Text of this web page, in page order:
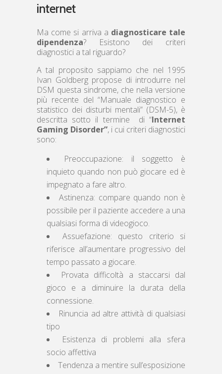
internet
Ma come si arriva a diagnosticare tale
dipendenza? Esistono dei criteri
diagnostici a tal riguardo?
A tal proposito sappiamo che nel 1995
Ivan Goldberg propose di introdurre nel
DSM questa sindrome, che nella versione
più recente del “Manuale diagnostico e
statistico dei disturbi mentali” (DSM-5), è
descritta sotto il termine di “Internet
Gaming Disorder”, i cui criteri diagnostici
sono:
Preoccupazione: il soggetto è
inquieto quando non può giocare ed è
impegnato a fare altro.
Astinenza: compare quando non è
possibile per il paziente accedere a una
qualsiasi forma di videogioco.
Assuefazione: questo criterio si
riferisce all’aumentare progressivo del
tempo passato a giocare.
Provata difficoltà a staccarsi dal
gioco e a diminuire la durata della
connessione.
Rinuncia ad altre attività di qualsiasi
tipo
Esistenza di problemi alla sfera
socio affettiva
Tendenza a mentire sull’esposizione